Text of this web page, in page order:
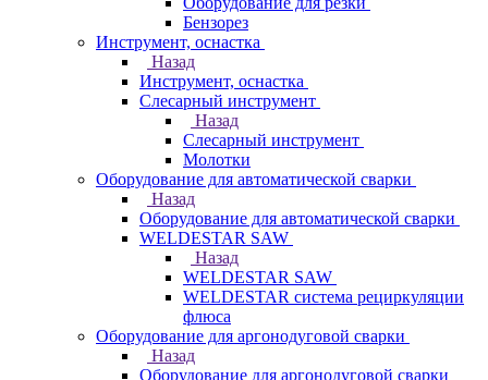
Бензорез
Инструмент, оснастка
Назад
Инструмент, оснастка
Слесарный инструмент
Назад
Слесарный инструмент
Молотки
Оборудование для автоматической сварки
Назад
Оборудование для автоматической сварки
WELDESTAR SAW
Назад
WELDESTAR SAW
WELDESTAR система рециркуляции
флюса
Оборудование для аргонодуговой сварки
Назад
Оборудование для аргонодуговой сварки